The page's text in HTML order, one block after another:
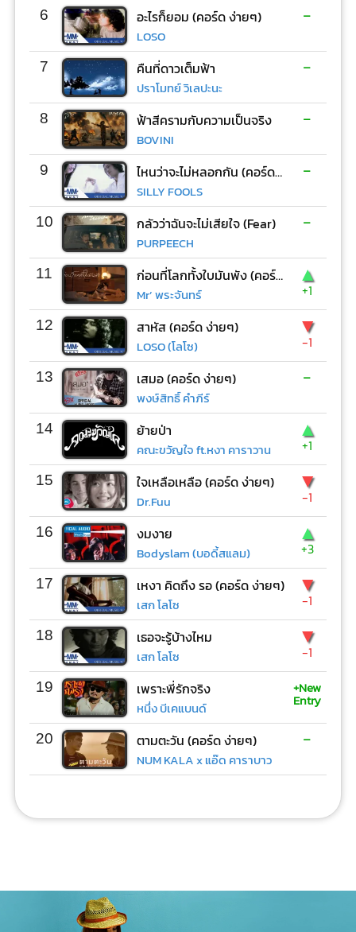
6 อะไรก็ยอม (คอร์ด ง่ายๆ)
LOSO
-
7 คืนที่ดาวเต็มฟ้า
ปราโมทย์ วิเลปะนะ
-
8 ฟ้าสีครามกับความเป็นจริง
BOVINI
-
9 ไหนว่าจะไม่หลอกกัน (คอร์ด ง่ายๆ)
SILLY FOOLS
-
10 กลัวว่าฉันจะไม่เสียใจ (Fear)
PURPEECH
-
11 ก่อนที่โลกทั้งใบมันพัง (คอร์ด ง่ายๆ)
Mr’ พระจันทร์
▲
+1
12 สาหัส (คอร์ด ง่ายๆ)
LOSO (โลโซ)
▼
-1
13 เสมอ (คอร์ด ง่ายๆ)
พงษ์สิทธิ์ คำภีร์
-
14 ย้ายป่า
คณะขวัญใจ ft.หงา คาราวาน
▲
+1
15 ใจเหลือเหลือ (คอร์ด ง่ายๆ)
Dr.Fuu
▼
-1
16 งมงาย
Bodyslam (บอดี้สแลม)
▲
+3
17 เหงา คิดถึง รอ (คอร์ด ง่ายๆ)
เสก โลโซ
▼
-1
18 เธอจะรู้บ้างไหม
เสก โลโซ
▼
-1
19 เพราะพี่รักจริง
หนึ่ง บีเคแบนด์
+New
Entry
20 ตามตะวัน (คอร์ด ง่ายๆ)
NUM KALA x แอ๊ด คาราบาว
-